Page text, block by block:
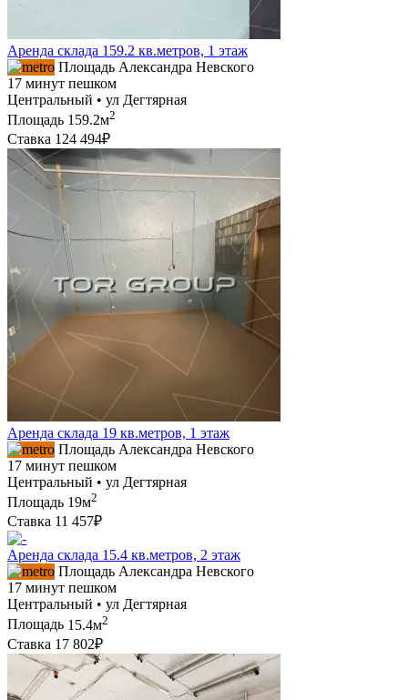
Аренда склада 159.2 кв.метров, 1 этаж
Площадь Александра Невского
17 минут пешком
Центральный • ул Дегтярная
Площадь 159.2м2
Ставка 124 494₽
Аренда склада 19 кв.метров, 1 этаж
Площадь Александра Невского
17 минут пешком
Центральный • ул Дегтярная
Площадь 19м2
Ставка 11 457₽
Аренда склада 15.4 кв.метров, 2 этаж
Площадь Александра Невского
17 минут пешком
Центральный • ул Дегтярная
Площадь 15.4м2
Ставка 17 802₽